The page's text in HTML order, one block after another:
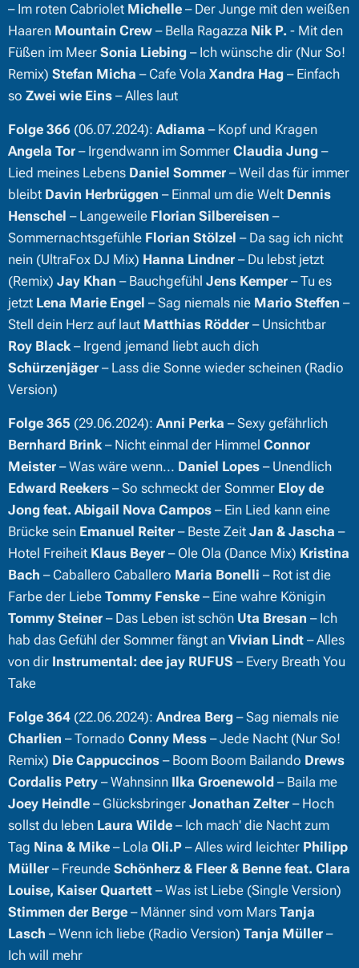
– Im roten Cabriolet Michelle – Der Junge mit den weißen
Haaren Mountain Crew – Bella Ragazza Nik P. - Mit den
Füßen im Meer Sonia Liebing – Ich wünsche dir (Nur So!
Remix) Stefan Micha – Cafe Vola Xandra Hag – Einfach
so Zwei wie Eins – Alles laut
Folge 366 (06.07.2024): Adiama – Kopf und Kragen
Angela Tor – Irgendwann im Sommer Claudia Jung –
Lied meines Lebens Daniel Sommer – Weil das für immer
bleibt Davin Herbrüggen – Einmal um die Welt Dennis
Henschel – Langeweile Florian Silbereisen –
Sommernachtsgefühle Florian Stölzel – Da sag ich nicht
nein (UltraFox DJ Mix) Hanna Lindner – Du lebst jetzt
(Remix) Jay Khan – Bauchgefühl Jens Kemper – Tu es
jetzt Lena Marie Engel – Sag niemals nie Mario Steffen –
Stell dein Herz auf laut Matthias Rödder – Unsichtbar
Roy Black– Irgend jemand liebt auch dich
Schürzenjäger – Lass die Sonne wieder scheinen (Radio
Version)
Folge 365 (29.06.2024): Anni Perka – Sexy gefährlich
Bernhard Brink– Nicht einmal der Himmel Connor
Meister – Was wäre wenn... Daniel Lopes – Unendlich
Edward Reekers – So schmeckt der Sommer Eloy de
Jong feat. Abigail Nova Campos – Ein Lied kann eine
Brücke sein Emanuel Reiter – Beste Zeit Jan & Jascha –
Hotel Freiheit Klaus Beyer – Ole Ola (Dance Mix) Kristina
Bach – Caballero Caballero Maria Bonelli – Rot ist die
Farbe der Liebe Tommy Fenske – Eine wahre Königin
Tommy Steiner – Das Leben ist schön Uta Bresan – Ich
hab das Gefühl der Sommer fängt an Vivian Lindt – Alles
von dir Instrumental: dee jay RUFUS – Every Breath You
Take
Folge 364 (22.06.2024): Andrea Berg – Sag niemals nie
Charlien – Tornado Conny Mess – Jede Nacht (Nur So!
Remix) Die Cappuccinos – Boom Boom Bailando Drews
Cordalis Petry – Wahnsinn Ilka Groenewold – Baila me
Joey Heindle – Glücksbringer Jonathan Zelter – Hoch
sollst du leben Laura Wilde – Ich mach' die Nacht zum
Tag Nina & Mike – Lola Oli.P – Alles wird leichter Philipp
Müller – Freunde Schönherz & Fleer & Benne feat. Clara
Louise, Kaiser Quartett – Was ist Liebe (Single Version)
Stimmen der Berge – Männer sind vom Mars Tanja
Lasch – Wenn ich liebe (Radio Version) Tanja Müller –
Ich will mehr